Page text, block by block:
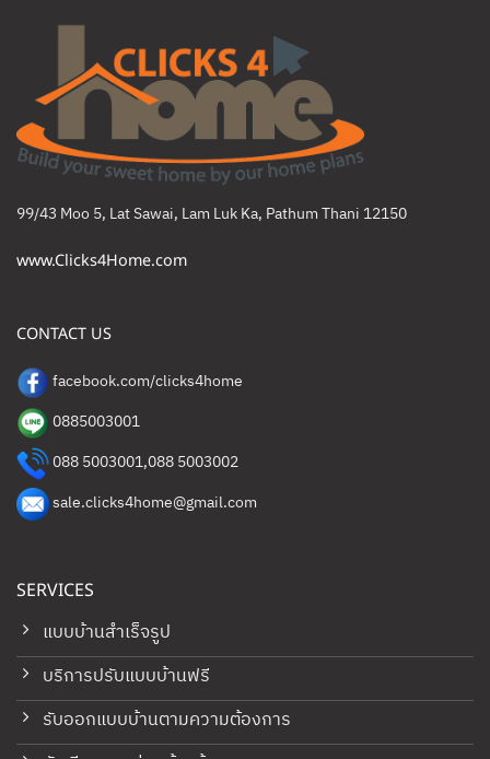
99/43 Moo 5, Lat Sawai, Lam Luk Ka, Pathum Thani 12150
www.Clicks4Home.com
SERVICES
แบบบ้านสำเร็จรูป
บริการปรับแบบบ้านฟรี
รับออกแบบบ้านตามความต้องการ
CONTACT US
facebook.com/clicks4home
0885003001
088 5003001,088 5003002
sale.clicks4home@gmail.com